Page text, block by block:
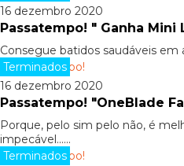
16 dezembro 2020
Passatempo! " Ganha
Consegue batidos saudáveis em
Terminados
16 dezembro 2020
Passatempo! "OneBlade
Porque, pelo sim pelo não, é
impecável......
Terminados